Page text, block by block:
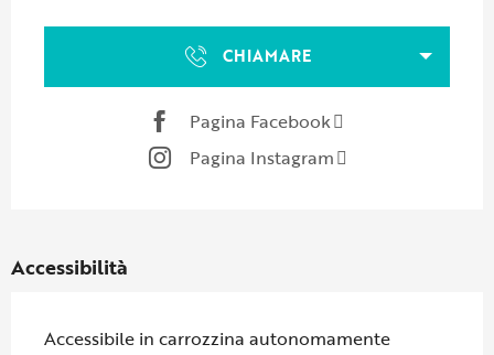
CHIAMARE
Pagina Facebook
Pagina Instagram
Accessibilità
Accessibile in carrozzina autonomamente